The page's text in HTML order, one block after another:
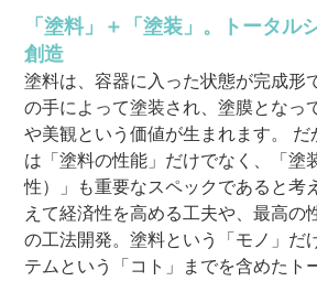
「塗料」＋「塗装」。トータル
創造
塗料は、容器に入った状態が完成形
の手によって塗装され、塗膜となっ
や美観という価値が生まれます。 だ
は「塗料の性能」だけでなく、「塗
性）」も重要なスペックであると考
えて経済性を高める工夫や、最高の
の工法開発。塗料という「モノ」だ
テムという「コト」までを含めたト